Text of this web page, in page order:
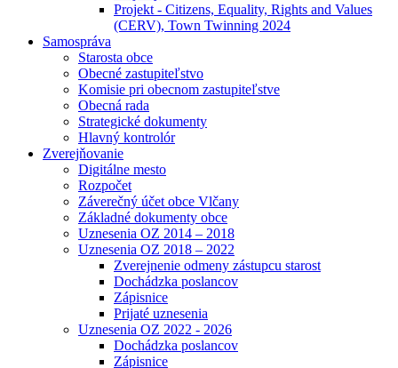
Projekt - Citizens, Equality, Rights and Values
(CERV), Town Twinning 2024
Samospráva
Starosta obce
Obecné zastupiteľstvo
Komisie pri obecnom zastupiteľstve
Obecná rada
Strategické dokumenty
Hlavný kontrolór
Zverejňovanie
Digitálne mesto
Rozpočet
Záverečný účet obce Vlčany
Základné dokumenty obce
Uznesenia OZ 2014 – 2018
Uznesenia OZ 2018 – 2022
Zverejnenie odmeny zástupcu starost
Dochádzka poslancov
Zápisnice
Prijaté uznesenia
Uznesenia OZ 2022 - 2026
Dochádzka poslancov
Zápisnice